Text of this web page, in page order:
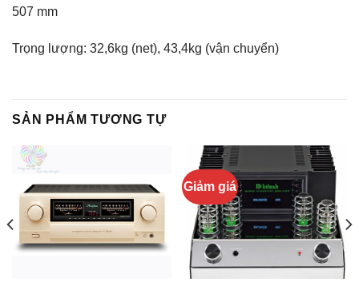
507 mm
Trọng lượng: 32,6kg (net), 43,4kg (vận chuyển)
SẢN PHẨM TƯƠNG TỰ
Giảm giá